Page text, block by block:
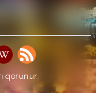
qorunur.